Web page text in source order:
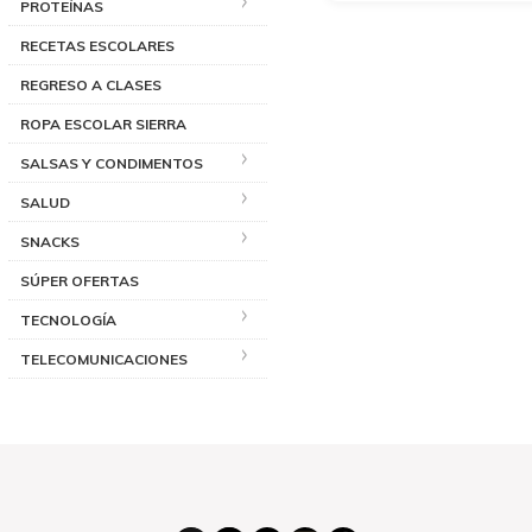
PROTEÍNAS
RECETAS ESCOLARES
REGRESO A CLASES
ROPA ESCOLAR SIERRA
SALSAS Y CONDIMENTOS
SALUD
SNACKS
SÚPER OFERTAS
TECNOLOGÍA
TELECOMUNICACIONES